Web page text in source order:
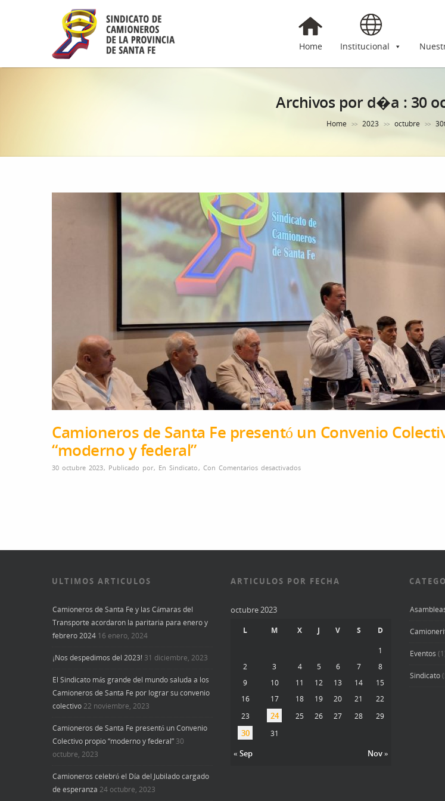
Home Institucional
Archivos por d�a : 30
Home >> 2023 >> octubre >>
Camioneros de Santa Fe presentó un Convenio
“moderno y federal”
30 octubre 2023, Publicado por, En Sindicato, Con Comentarios desactivados
ULTIMOS ARTICULOS
Camioneros de Santa Fe y las Cámaras del
Transporte acordaron la paritaria para enero y
febrero 2024 16 enero, 2024
¡Nos despedimos del 2023! 31 diciembre, 2023
El Sindicato más grande del mundo saluda a los
Camioneros de Santa Fe por lograr su convenio
colectivo22 noviembre, 2023
Camioneros de Santa Fe presentó un Convenio
Colectivo propio “moderno y federal” 30
octubre, 2023
Camioneros celebró el Día del Jubilado cargado
de esperanza 24 octubre, 2023
ARTICULOS POR FECHA
octubre 2023
L M X J V S D
« Sep Nov »
1
2
3 4 5 6 7
8
9
10 11 12 13 14
15
16
17 18 19 20 21
22
23
24 25 26 27 28 29
30 31
Eventos
Sindicato